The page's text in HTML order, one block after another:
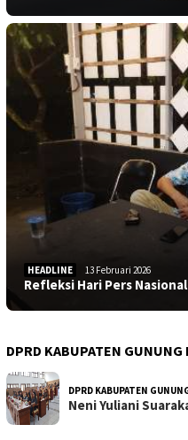
HEADLINE 13 Februari 2026
Refleksi Hari Pers
DPRD KABUPATEN GUNUNG
DPRD KABUPATEN
Neni Yuliani